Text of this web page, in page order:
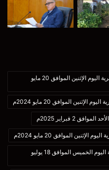
أسعار الحديد والأسمنت فى الأسواق المصرية اليوم الإثنين الموافق 20 مايو
الموافق 20 مايو 2024م
2 فبراير 2025م
الموافق 20 مايو 2024م
أسعار الذهب والفضة في الأسواق المصرية اليوم الخميس الموافق 18 يوليو